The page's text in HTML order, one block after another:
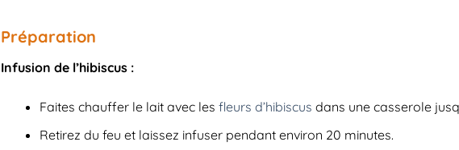
Préparation
Infusion de l’hibiscus :
Faites chauffer le lait avec les fleurs d’hibiscus dans une casserole
Retirez du feu et laissez infuser pendant environ 20 minutes.